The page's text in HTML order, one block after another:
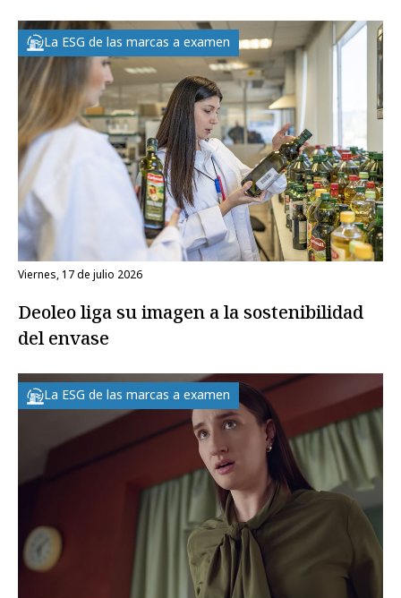
La ESG de las marcas a examen
viernes, 17 de julio 2026
Deoleo liga su imagen a la sostenibilidad
del envase
La ESG de las marcas a examen